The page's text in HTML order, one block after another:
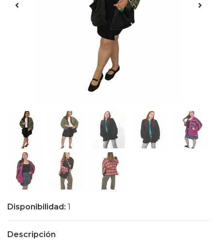
Disponibilidad: 1
Descripción